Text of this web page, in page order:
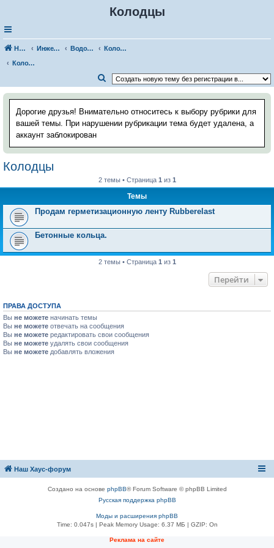
Колодцы
Наш Хаус-форум Инженерные системы Водоснабжение
Колодцы, скважины
Колодцы
о
с
Дорогие друзья! Внимательно относитесь к выбору рубрики для
вашей темы. При нарушении рубрикации тема будет удалена, а
аккаунт заблокирован
Колодцы
2 темы • Страница 1 из 1
Темы
Продам герметизационную ленту Rubberelast
Бетонные кольца.
2 темы • Страница 1 из 1
Перейти
ПРАВА ДОСТУПА
Вы не можете начинать темы
Вы не можете отвечать на сообщения
Вы не можете редактировать свои сообщения
Вы не можете удалять свои сообщения
Вы не можете добавлять вложения
Наш Хаус-форум
Создано на основе phpBB® Forum Software © phpBB Limited
Русская поддержка phpBB
Моды и расширения phpBB
Time: 0.047s| Peak Memory Usage: 6.37 МБ | GZIP: On
Реклама на сайте